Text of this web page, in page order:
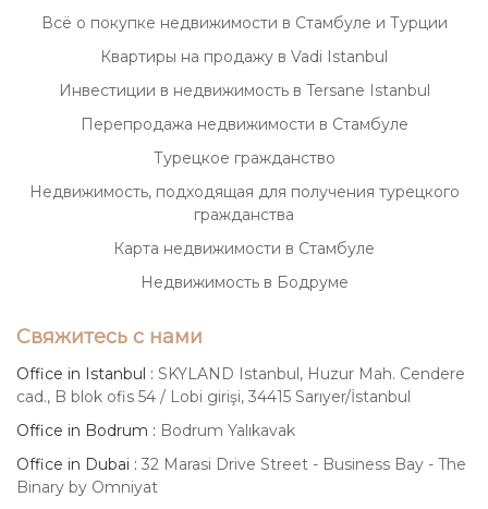
Всё о покупке недвижимости в Стамбуле и Турции
Квартиры на продажу в Vadi Istanbul
Инвестиции в недвижимость в Tersane Istanbul
Перепродажа недвижимости в Стамбуле
Турецкое гражданство
Недвижимость, подходящая для получения турецкого
гражданства
Карта недвижимости в Стамбуле
Недвижимость в Бодруме
Свяжитесь с нами
Office in Istanbul : SKYLAND Istanbul, Huzur Mah. Cendere
cad., B blok ofis 54 / Lobi girişi, 34415 Sarıyer/İstanbul
Office in Bodrum : Bodrum Yalıkavak
Office in Dubai : 32 Marasi Drive Street - Business Bay - The
Binary by Omniyat